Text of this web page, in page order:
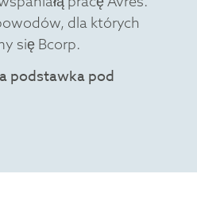
dla których
się Bcorp.